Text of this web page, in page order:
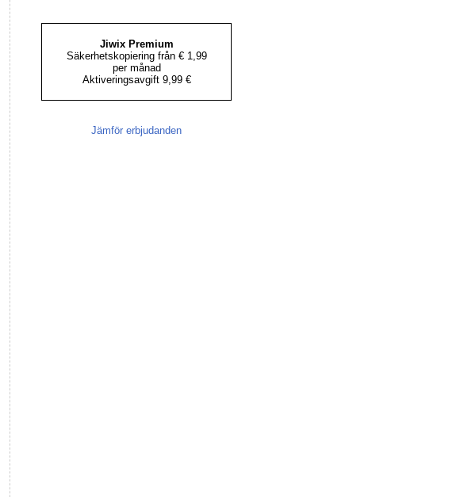
Jiwix Premium
Säkerhetskopiering från € 1,99
per månad
Aktiveringsavgift 9,99 €
Jämför erbjudanden